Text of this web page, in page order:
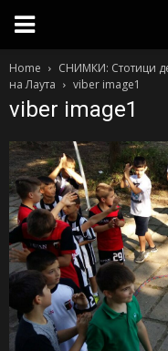
Home
СНИМКИ: Стотици
на Лаута
viber image1
viber image1